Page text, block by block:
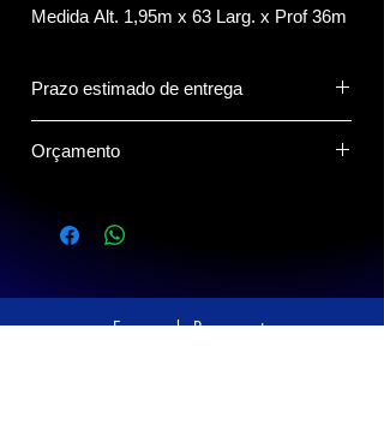
Medida Alt. 1,95m x 63 Larg. x Prof 36m
Prazo estimado de entrega
Orçamento
vendedor.
Formas de Pagamento